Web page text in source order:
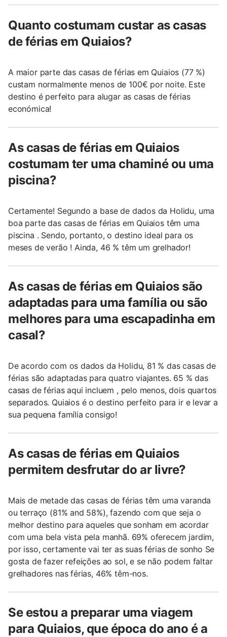
Quanto costumam custar as casas
de férias em Quiaios?
A maior parte das casas de férias em Quiaios (77 %)
custam normalmente menos de 100€ por noite. Este
destino é perfeito para alugar as casas de férias
económica!
As casas de férias em Quiaios
costumam ter uma chaminé ou uma
piscina?
Certamente! Segundo a base de dados da Holidu, uma
boa parte das casas de férias em Quiaios têm uma
piscina . Sendo, portanto, o destino ideal para os
meses de verão ! Ainda, 46 % têm um grelhador!
As casas de férias em Quiaios são
adaptadas para uma família ou são
melhores para uma escapadinha em
casal?
De acordo com os dados da Holidu, 81 % das casas de
férias são adaptadas para quatro viajantes. 65 % das
casas de férias aqui incluem , pelo menos, dois quartos
separados. Quiaios é o destino perfeito para ir e levar a
sua pequena família consigo!
As casas de férias em Quiaios
permitem desfrutar do ar livre?
Mais de metade das casas de férias têm uma varanda
ou terraço (81% and 58%), fazendo com que seja o
melhor destino para aqueles que sonham em acordar
com uma bela vista pela manhã. 69% oferecem jardim,
por isso, certamente vai ter as suas férias de sonho Se
gosta de fazer refeições ao sol, e se não podem faltar
grelhadores nas férias, 46% têm-nos.
Se estou a preparar uma viagem
para Quiaios, que época do ano é a